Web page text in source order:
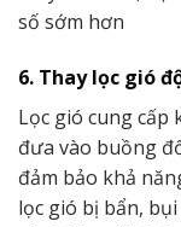
số sớm hơn
6. Thay lọc gió
Lọc gió cung cấp
đưa vào buồng
đảm bảo khả
lọc gió bị bẩn,